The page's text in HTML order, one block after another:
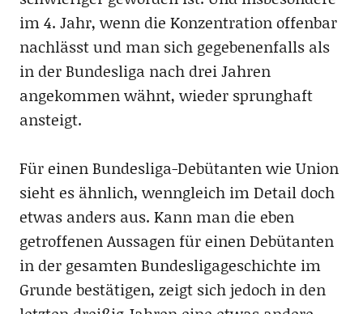
im 4. Jahr, wenn die Konzentration offenbar
nachlässt und man sich gegebenenfalls als
in der Bundesliga nach drei Jahren
angekommen wähnt, wieder sprunghaft
ansteigt.
Für einen Bundesliga-Debütanten wie Union
sieht es ähnlich, wenngleich im Detail doch
etwas anders aus. Kann man die eben
getroffenen Aussagen für einen Debütanten
in der gesamten Bundesligageschichte im
Grunde bestätigen, zeigt sich jedoch in den